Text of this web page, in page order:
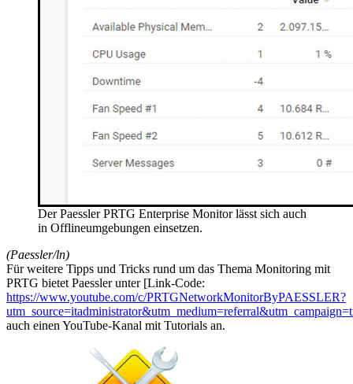
Der Paessler PRTG Enterprise Monitor lässt sich auch
in Offlineumgebungen einsetzen.
(Paessler/ln)
Für weitere Tipps und Tricks rund um das Thema Monitoring mit
PRTG bietet Paessler unter [Link-Code:
https://www.youtube.com/c/PRTGNetworkMonitorByPAESSLER?
auch einen YouTube-Kanal mit Tutorials an.